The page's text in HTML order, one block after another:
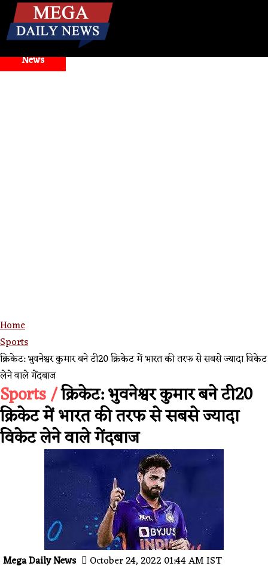
News
Home
Sports
क्रिकेट: भुवनेश्वर कुमार बने टी20 क्रिकेट में भारत की तरफ से सबसे ज्यादा विकेट
लेने वाले गेंदबाज
Sports /क्रिकेट: भुवनेश्वर कुमार बने टी20
क्रिकेट में भारत की तरफ से सबसे ज्यादा
विकेट लेने वाले गेंदबाज
Mega Daily News October 24, 2022 01:44 AM IST